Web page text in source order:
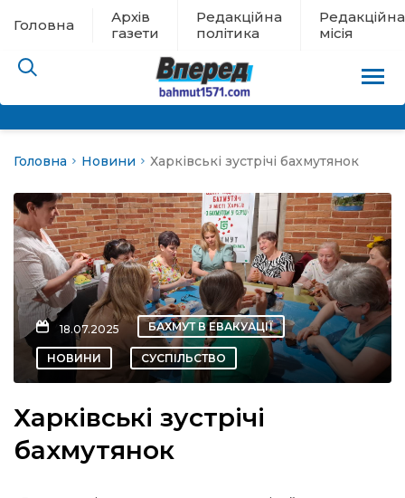
Головна
Архів
газети
Редакційна
політика
Редакційна
місія
евакуації
новини
Головна Новини Харківські зустрічі бахмутянок
18.07.2025 БАХМУТ В ЕВАКУАЦІЇ
НОВИНИ СУСПІЛЬСТВО
Харківські зустрічі
бахмутянок